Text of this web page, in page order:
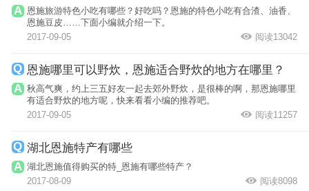
恩施旅游特色小吃有哪些？好吃吗？恩施的特色小吃有合渣、油香、
恩施豆皮……下面小编就介绍一下。
2017-09-05
阅读13042
恩施哪里可以野炊，恩施适合野炊的地方在哪里？
秋高气爽，约上三五好友一起去郊外野炊，是很棒的啊，那恩施哪里
有适合野炊的地方呢，快来看看小编的推荐吧。
2017-09-05
阅读11257
湖北恩施特产有哪些
湖北恩施值得购买的特_恩施有哪些特产？
2017-08-09
阅读8098